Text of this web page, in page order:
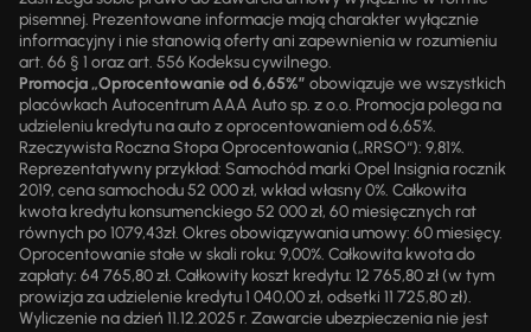
pisemnej. Prezentowane informacje mają charakter wyłącznie
informacyjny i nie stanowią oferty ani zapewnienia w rozumieniu
art. 66 § 1 oraz art. 556 Kodeksu cywilnego.
Promocja „Oprocentowanie od 6,65%” obowiązuje we wszystkich
placówkach Autocentrum AAA Auto sp. z o.o. Promocja polega na
udzieleniu kredytu na auto z oprocentowaniem od 6,65%.
Rzeczywista Roczna Stopa Oprocentowania („RRSO“): 9,81%.
Reprezentatywny przykład: Samochód marki Opel Insignia rocznik
2019, cena samochodu 52 000 zł, wkład własny 0%. Całkowita
kwota kredytu konsumenckiego 52 000 zł, 60 miesięcznych rat
równych po 1079,43zł. Okres obowiązywania umowy: 60 miesięcy.
Oprocentowanie stałe w skali roku: 9,00%. Całkowita kwota do
zapłaty: 64 765,80 zł. Całkowity koszt kredytu: 12 765,80 zł (w tym
prowizja za udzielenie kredytu 1 040,00 zł, odsetki 11 725,80 zł).
Wyliczenie na dzień 11.12.2025 r. Zawarcie ubezpieczenia nie jest